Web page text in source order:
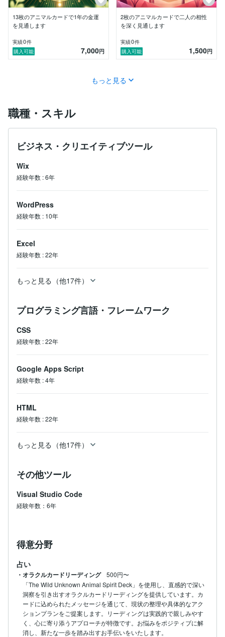
13枚のアニマルカードで1年の金運
を見通します
実績0件
購入可能
7,000円
2枚のアニマルカードで二人の相性
を深く見通します
実績0件
購入可能
1,500円
もっと見る
職種・スキル
ビジネス・クリエイティブツール
Wix
経験年数 :6年
WordPress
経験年数 : 10年
Excel
経験年数 :22年
もっと見る（他17件）
プログラミング言語・フレームワーク
CSS
経験年数 :22年
Google Apps Script
経験年数 :4年
HTML
経験年数 :22年
もっと見る（他17件）
その他ツール
Visual Studio Code
経験年数：6年
得意分野
占い
・オラクルカードリーディング
500円〜
「The Wild Unknown Animal Spirit Deck」を使用し、直感的で深い
洞察を引き出すオラクルカードリーディングを提供しています。カ
ードに込められたメッセージを通じて、現状の整理や具体的なアク
ションプランをご提案します。リーディングは実践的で親しみやす
く、心に寄り添うアプローチが特徴です。お悩みをポジティブに解
消し、新たな一歩を踏み出すお手伝いをいたします。